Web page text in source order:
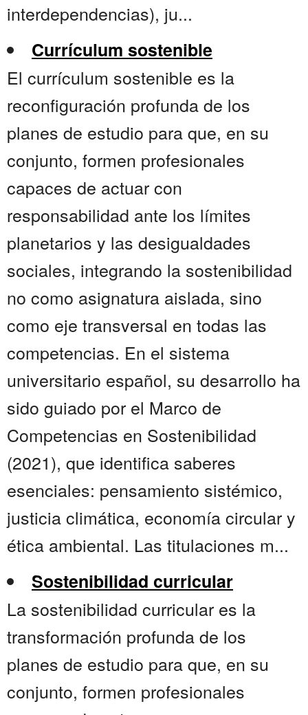
interdependencias), ju...
Currículum sostenible
El currículum sostenible es la
reconfiguración profunda de los
planes de estudio para que, en su
conjunto, formen profesionales
capaces de actuar con
responsabilidad ante los límites
planetarios y las desigualdades
sociales, integrando la sostenibilidad
no como asignatura aislada, sino
como eje transversal en todas las
competencias. En el sistema
universitario español, su desarrollo ha
sido guiado por el Marco de
Competencias en Sostenibilidad
(2021), que identifica saberes
esenciales: pensamiento sistémico,
justicia climática, economía circular y
ética ambiental. Las titulaciones m...
Sostenibilidad curricular
La sostenibilidad curricular es la
transformación profunda de los
planes de estudio para que, en su
conjunto, formen profesionales